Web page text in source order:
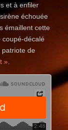
et à enfiler
échouée
émaillent cette
coupé-décalé
patriote de
»